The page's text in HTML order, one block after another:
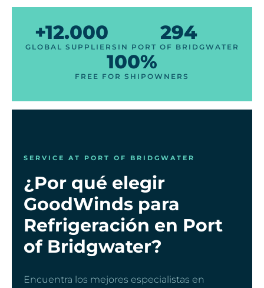
+12.000
GLOBAL SUPPLIERS
294
IN PORT OF BRIDGWATER
100%
FREE FOR SHIPOWNERS
SERVICE AT PORT OF BRIDGWATER
¿Por qué elegir
GoodWinds para
Refrigeración en Port
of Bridgwater?
Encuentra los mejores especialistas en